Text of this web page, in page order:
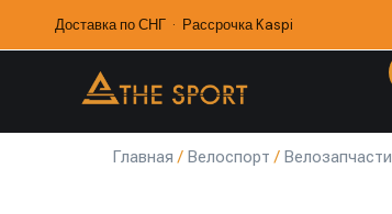
Доставка по СНГ · Рассрочка Kaspi
Главная / Велоспорт / Велозапчасти